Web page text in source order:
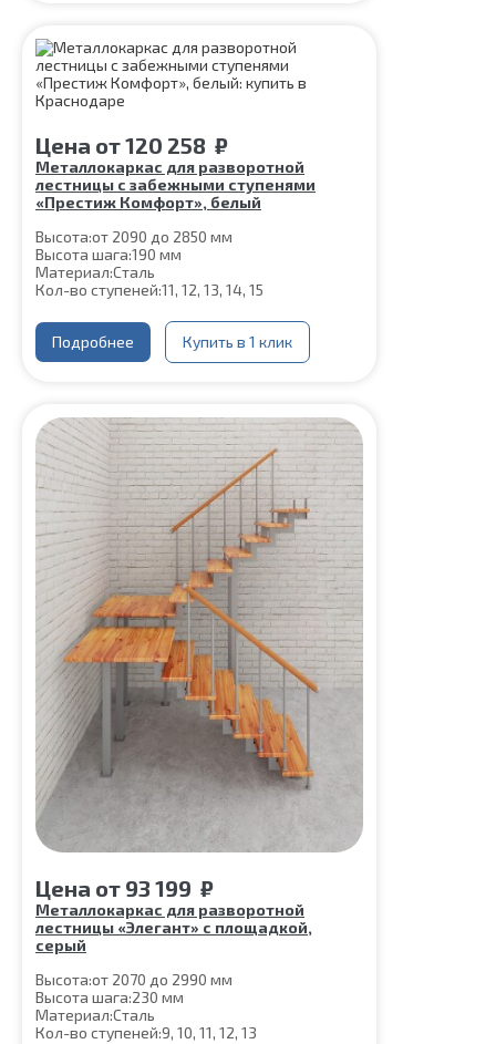
Цена от120 258 ₽
Металлокаркас для разворотной
лестницы с забежными ступенями
«Престиж Комфорт», белый
Высота:от 2090 до 2850 мм
Высота шага:190 мм
Материал:Сталь
Кол-во ступеней:11, 12, 13, 14, 15
Подробнее Купить в 1 клик
Цена от 93 199 ₽
Металлокаркас для разворотной
лестницы «Элегант» с площадкой,
серый
Высота:от 2070 до 2990 мм
Высота шага:230 мм
Материал:Сталь
Кол-во ступеней:9, 10, 11, 12, 13